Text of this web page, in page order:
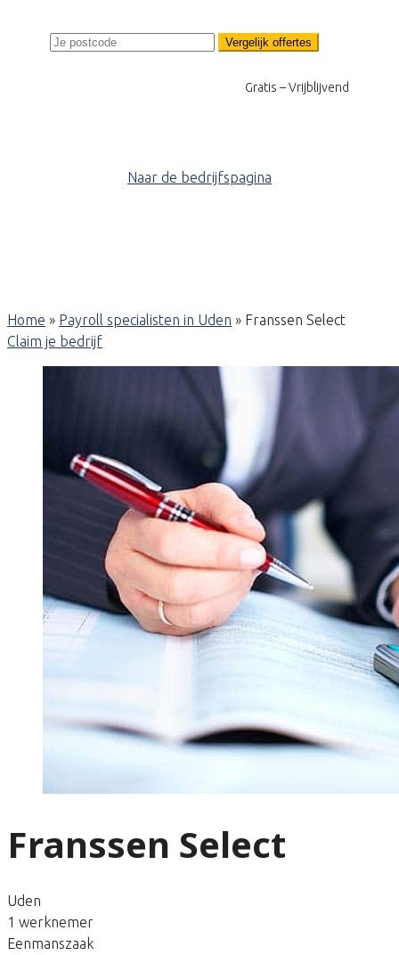
Vergelijk offertes
Gratis – Vrijblijvend
Naar de bedrijfspagina
Home » Payroll specialisten in Uden » Franssen Select
Claim je bedrijf
Franssen Select
Uden
1 werknemer
Eenmanszaak